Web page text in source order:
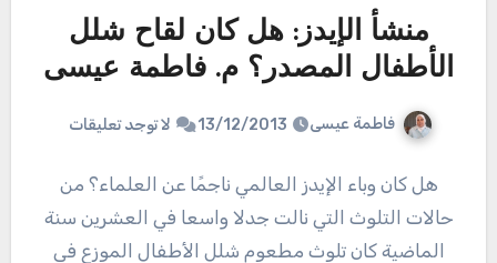
منشأ الإيدز: هل كان لقاح شلل
الأطفال المصدر؟ م. فاطمة عيسى
فاطمة عيسى 13/12/2013 لا توجد تعليقات
هل كان وباء الإيدز العالمي ناجمًا عن العلماء؟ من
حالات التلوث التي نالت جدلا واسعا في العشرين سنة
الماضية كان تلوث مطعوم شلل الأطفال الموزع في